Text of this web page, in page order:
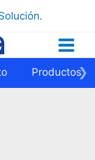
Productos❯